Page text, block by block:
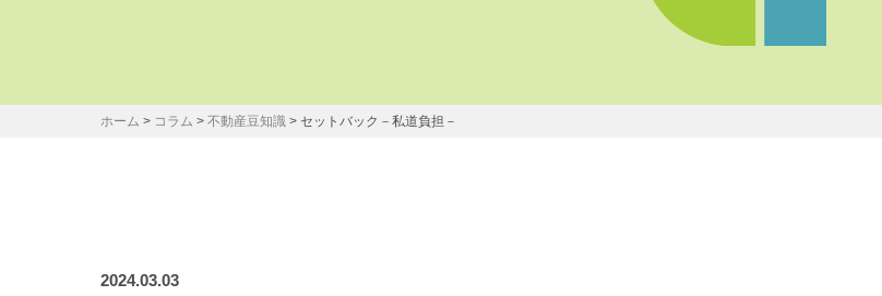
ホーム > コラム > 不動産豆知識 > セットバック－私道負担－
2024.03.03